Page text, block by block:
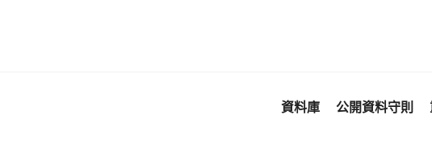
資料庫 公開資料守則